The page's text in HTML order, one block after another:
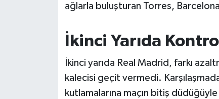
ağlarla buluşturan Torres,
İkinci Yarıda
İkinci yarıda Real Madrid, farkı
kalecisi geçit vermedi.
kutlamalarına maçın bitiş düdüğüyle
Savaştepe
SEYAHAT